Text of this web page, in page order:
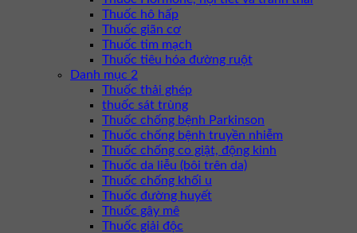
Thuốc hô hấp
Thuốc giãn cơ
Thuốc tim mạch
Thuốc tiêu hóa đường ruột
Danh mục 2
Thuốc thải ghép
thuốc sát trùng
Thuốc chống bệnh Parkinson
Thuốc chống bệnh truyền nhiễm
Thuốc chống co giật, động kinh
Thuốc da liễu (bôi trên da)
Thuốc chống khối u
Thuốc đường huyết
Thuốc gây mê
Thuốc giải độc